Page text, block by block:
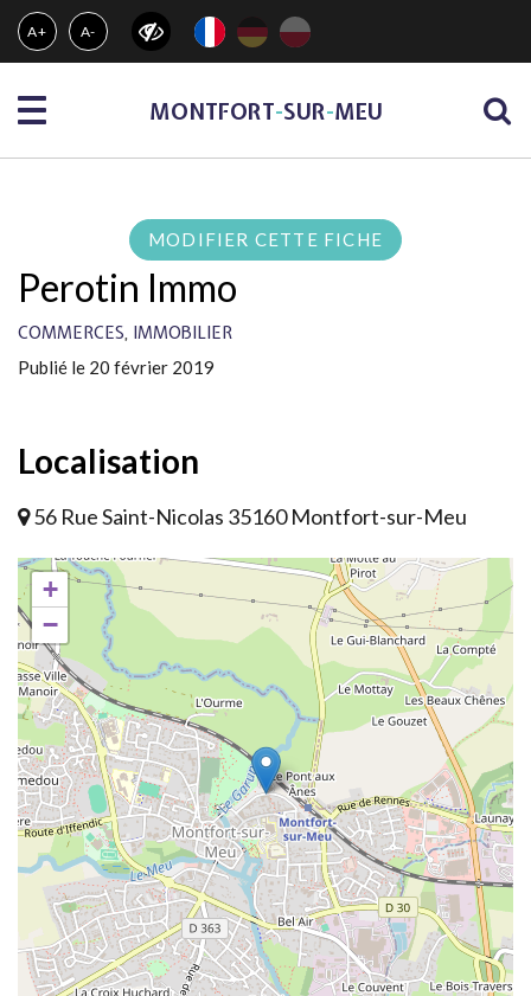
Gestion des traceurs
A+ A-
Menu MONTFORT-SUR-MEU
MODIFIER CETTE FICHE
Perotin Immo
COMMERCES, IMMOBILIER
Publié le 20 février 2019
Localisation
56 Rue Saint-Nicolas 35160 Montfort-sur-Meu
+
−